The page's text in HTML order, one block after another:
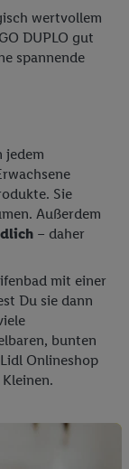
wertvollem
DUPLO gut
spannende
jedem
Sie
Außerdem
– daher
mit einer
Du sie dann
bunten
Onlineshop
Ihre dort
Partner
Kennung
ähnlich wie
und
wird von
auch Ihre
in
und
Technologie
anhand
ist.
an Ihren
und einer
eine
über